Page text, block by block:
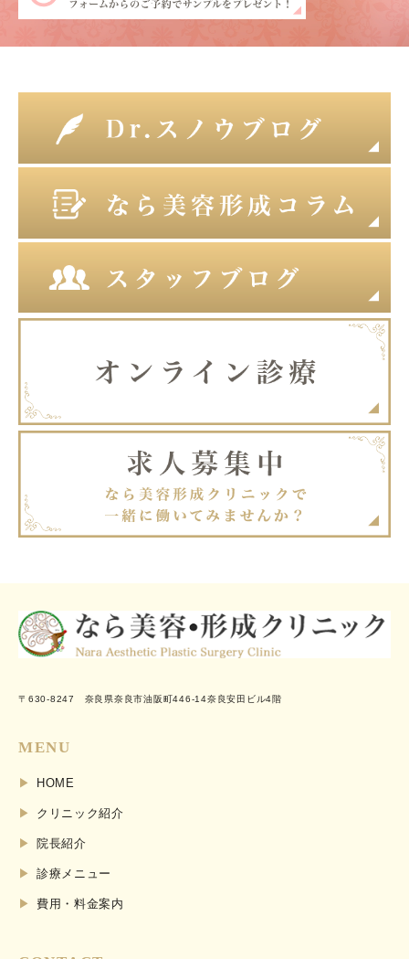
〒630-8247 奈良県奈良市油阪町446-14奈良安田ビル4階
MENU
HOME
クリニック紹介
院長紹介
診療メニュー
費用・料金案内